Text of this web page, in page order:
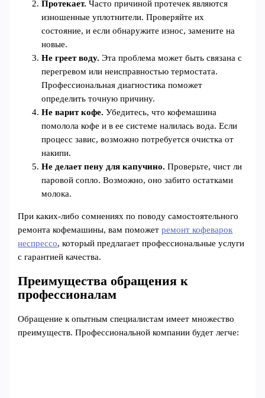
Протекает. Часто причиной протечек являются
изношенные уплотнители. Проверяйте их
состояние, и если обнаружите износ, замените на
новые.
Не греет воду. Эта проблема может быть связана с
перегревом или неисправностью термостата.
Профессиональная диагностика поможет
определить точную причину.
Не варит кофе. Убедитесь, что кофемашина
помолола кофе и в ее системе налилась вода. Если
процесс завис, возможно потребуется очистка от
накипи.
Не делает пену для капучино. Проверьте, чист ли
паровой сопло. Возможно, оно забито остатками
молока.
При каких-либо сомнениях по поводу самостоятельного
ремонта кофемашины, вам поможетремонт кофеварок
неспрессо, который предлагает профессиональные услуги
с гарантией качества.
Преимущества обращения к
профессионалам
Обращение к опытным специалистам имеет множество
преимуществ. Профессиональной компании будет легче: